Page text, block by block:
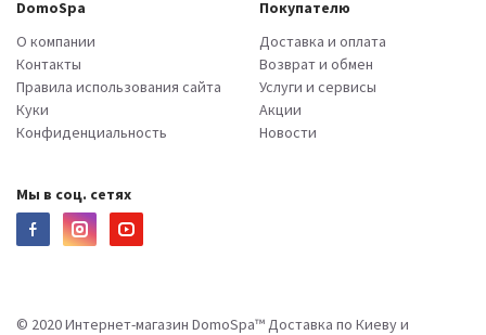
DomoSpa
О компании
Контакты
Правила использования сайта
Куки
Конфиденциальность
Покупателю
Доставка и оплата
Возврат и обмен
Услуги и сервисы
Акции
Новости
Мы в соц. сетях
© 2020 Интернет-магазин DomoSpa™ Доставка по Киеву и